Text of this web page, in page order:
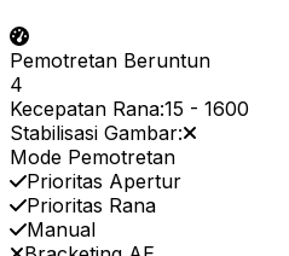
Pemotretan Beruntun
4
Kecepatan Rana:15 - 1600
Stabilisasi Gambar:
Mode Pemotretan
Prioritas Apertur
Prioritas Rana
Manual